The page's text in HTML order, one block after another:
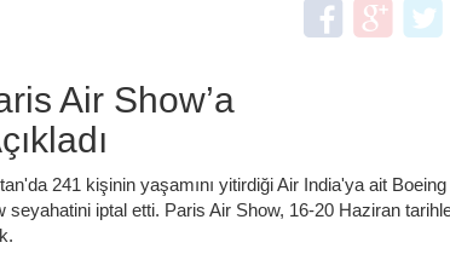
Air Show’a
241 kişinin yaşamını yitirdiği Air India'ya ait
seyahatini iptal etti. Paris Air Show, 16-20 Haziran